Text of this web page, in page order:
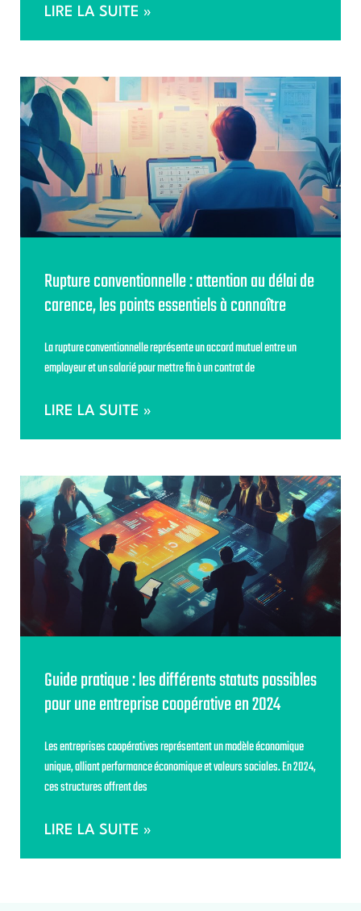
LIRE LA SUITE »
Rupture conventionnelle : attention au délai de
carence, les points essentiels à connaître
La rupture conventionnelle représente un accord mutuel entre un
employeur et un salarié pour mettre fin à un contrat de
LIRE LA SUITE »
Guide pratique : les différents statuts possibles
pour une entreprise coopérative en 2024
Les entreprises coopératives représentent un modèle économique
unique, alliant performance économique et valeurs sociales. En 2024,
ces structures offrent des
LIRE LA SUITE »